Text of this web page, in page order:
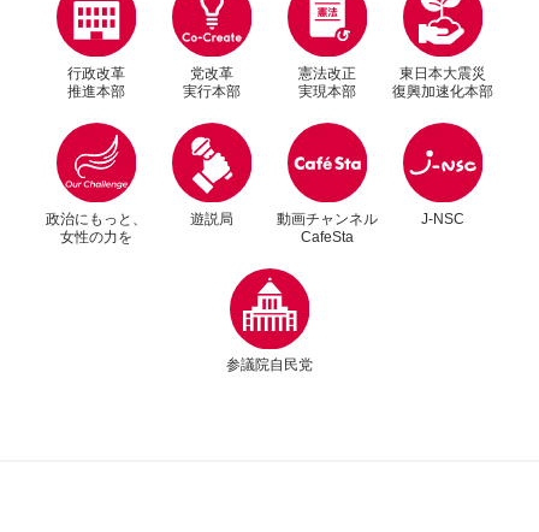
お知らせ
秋田県のクマ対策を視察移動政調会がスタート
行政改革
推進本部
党改革
実行本部
憲法改正
実現本部
東日本大震災
復興加速化本部
政治にもっと、
女性の力を
別ウィンドウリンク
遊説局
別ウィンドウリンク
動画チャンネル
CafeSta
J-NSC
参議院自民党
別ウィンドウリンク